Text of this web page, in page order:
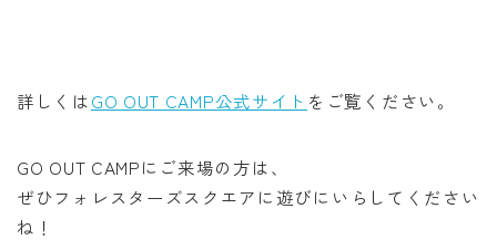
詳しくはGO OUT CAMP公式サイト をご覧ください。
GO OUT CAMPにご来場の方は、
ぜひフォレスターズスクエアに遊びにいらしてください
ね！